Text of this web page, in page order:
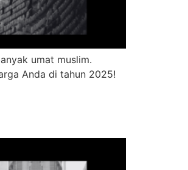
umat muslim.
Anda di tahun 2025!